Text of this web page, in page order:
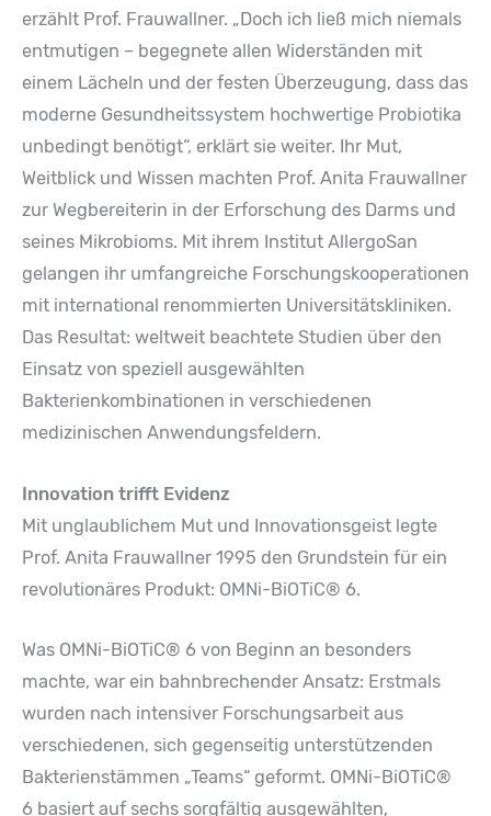
erzählt Prof. Frauwallner. „Doch ich ließ mich niemals
entmutigen – begegnete allen Widerständen mit
einem Lächeln und der festen Überzeugung, dass das
moderne Gesundheitssystem hochwertige Probiotika
unbedingt benötigt“, erklärt sie weiter. Ihr Mut,
Weitblick und Wissen machten Prof. Anita Frauwallner
zur Wegbereiterin in der Erforschung des Darms und
seines Mikrobioms. Mit ihrem Institut AllergoSan
gelangen ihr umfangreiche Forschungskooperationen
mit international renommierten Universitätskliniken.
Das Resultat: weltweit beachtete Studien über den
Einsatz von speziell ausgewählten
Bakterienkombinationen in verschiedenen
medizinischen Anwendungsfeldern.
Innovation trifft Evidenz
Mit unglaublichem Mut und Innovationsgeist legte
Prof. Anita Frauwallner 1995 den Grundstein für ein
revolutionäres Produkt: OMNi-BiOTiC® 6.
Was OMNi-BiOTiC® 6 von Beginn an besonders
machte, war ein bahnbrechender Ansatz: Erstmals
wurden nach intensiver Forschungsarbeit aus
verschiedenen, sich gegenseitig unterstützenden
Bakterienstämmen „Teams“ geformt. OMNi-BiOTiC®
6 basiert auf sechs sorgfältig ausgewählten,